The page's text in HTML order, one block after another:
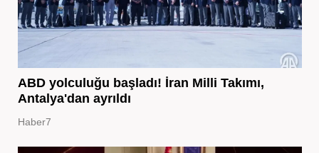
ABD yolculuğu başladı! İran Milli Takımı,
Antalya'dan ayrıldı
Haber7